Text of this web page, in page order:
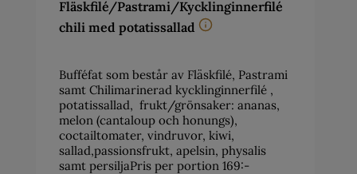
Fläskfilé/Pastrami/Kycklinginnerfilé
chili med potatissallad
Bufféfat som består av Fläskfilé, Pastrami
samt Chilimarinerad kycklinginnerfilé ,
potatissallad, frukt/grönsaker: ananas,
melon (cantaloup och honungs),
coctailtomater, vindruvor, kiwi,
sallad,passionsfrukt, apelsin, physalis
samt persiljaPris per portion 169:-